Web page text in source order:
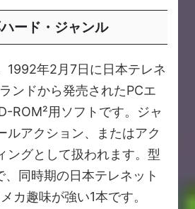
ード・ジャンル
1992年2月7日に日本テレネ
ンドから発売されたPCエ
ROM²用ソフトです。ジャ
ルアクション、またはアク
ングとして扱われます。型
同時期の日本テレネット
カ趣味が強い1本です。